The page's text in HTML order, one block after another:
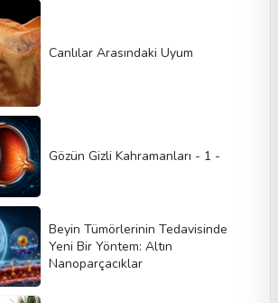
Canlılar Arasındaki Uyum
Gözün Gizli Kahramanları - 1 -
Beyin Tümörlerinin Tedavisinde
Yeni Bir Yöntem: Altın
Nanoparçacıklar